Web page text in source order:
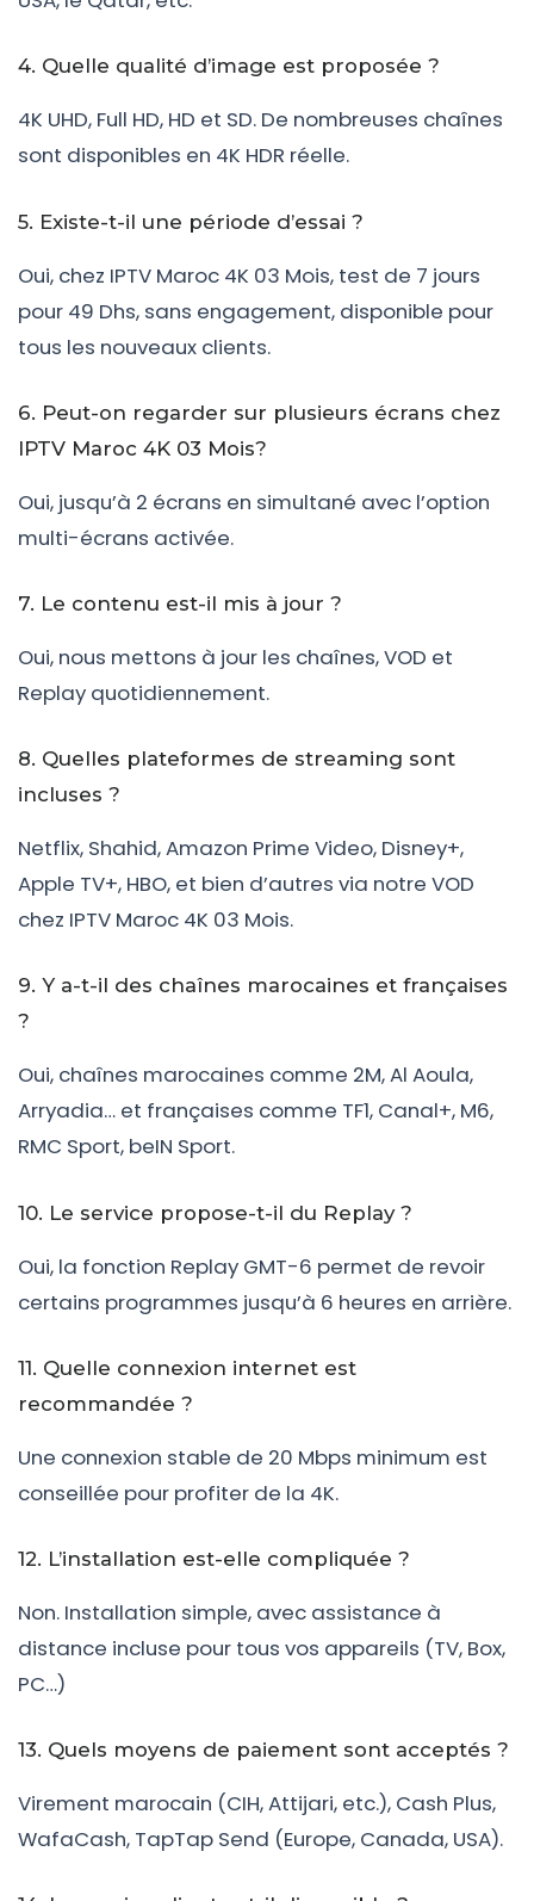
4. Quelle qualité d’image est proposée ?
4K UHD, Full HD, HD et SD. De nombreuses chaînes
sont disponibles en 4K HDR réelle.
5. Existe-t-il une période d’essai ?
Oui, chez IPTV Maroc 4K 03 Mois, test de 7 jours
pour 49 Dhs, sans engagement, disponible pour
tous les nouveaux clients.
6. Peut-on regarder sur plusieurs écrans chez
IPTV Maroc 4K 03 Mois?
Oui, jusqu’à 2 écrans en simultané avec l’option
multi-écrans activée.
7. Le contenu est-il mis à jour ?
Oui, nous mettons à jour les chaînes, VOD et
Replay quotidiennement.
8. Quelles plateformes de streaming sont
incluses ?
Netflix, Shahid, Amazon Prime Video, Disney+,
Apple TV+, HBO, et bien d’autres via notre VOD
chez IPTV Maroc 4K 03 Mois.
9. Y a-t-il des chaînes marocaines et françaises
?
Oui, chaînes marocaines comme 2M, Al Aoula,
Arryadia… et françaises comme TF1, Canal+, M6,
RMC Sport, beIN Sport.
10. Le service propose-t-il du Replay ?
Oui, la fonction Replay GMT-6 permet de revoir
certains programmes jusqu’à 6 heures en arrière.
11. Quelle connexion internet est
recommandée ?
Une connexion stable de 20 Mbps minimum est
conseillée pour profiter de la 4K.
12. L’installation est-elle compliquée ?
Non. Installation simple, avec assistance à
distance incluse pour tous vos appareils (TV, Box,
PC…)
13. Quels moyens de paiement sont acceptés ?
Virement marocain (CIH, Attijari, etc.), Cash Plus,
WafaCash, TapTap Send (Europe, Canada, USA).